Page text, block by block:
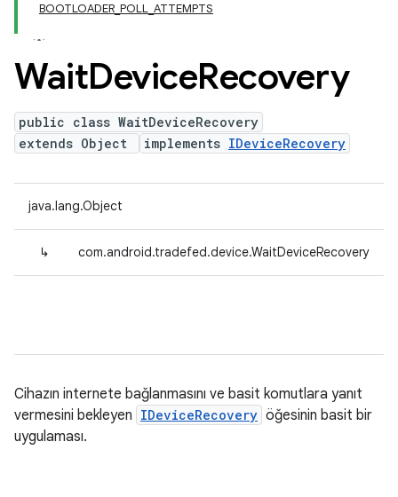
BOOTLOADER POLL ATTEMPTS
WaitDeviceRecovery
public class WaitDeviceRecovery
extends Object
implements IDeviceRecovery
java.lang.Object
↳ com.android.tradefed.device.WaitDeviceRecovery
Cihazın internete bağlanmasını ve basit komutlara yanıt
vermesini bekleyen IDeviceRecovery öğesinin basit bir
uygulaması.